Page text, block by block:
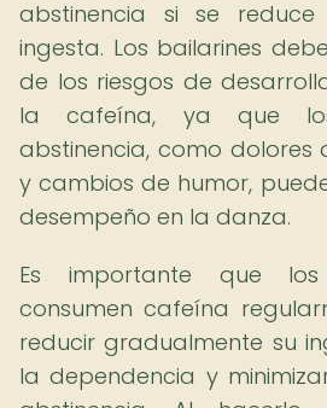
abstinencia si se reduce
ingesta. Los bailarines
de los riesgos de
la cafeína, ya que
abstinencia, como dolores
y cambios de humor,
desempeño en la danza.
Es importante que
consumen cafeína
reducir gradualmente su
la dependencia y